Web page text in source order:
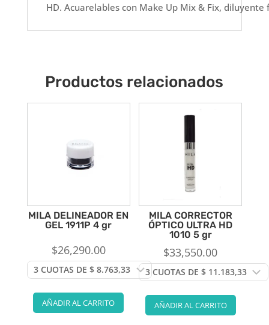
HD. Acuarelables con Make Up Mix & Fix, diluyente
Productos relacionados
MILA DELINEADOR EN
GEL 1911P 4 gr
$26,290.00
AÑADIR AL CARRITO
MILA CORRECTOR
ÓPTICO ULTRA HD
1010 5 gr
$33,550.00
AÑADIR AL CARRITO